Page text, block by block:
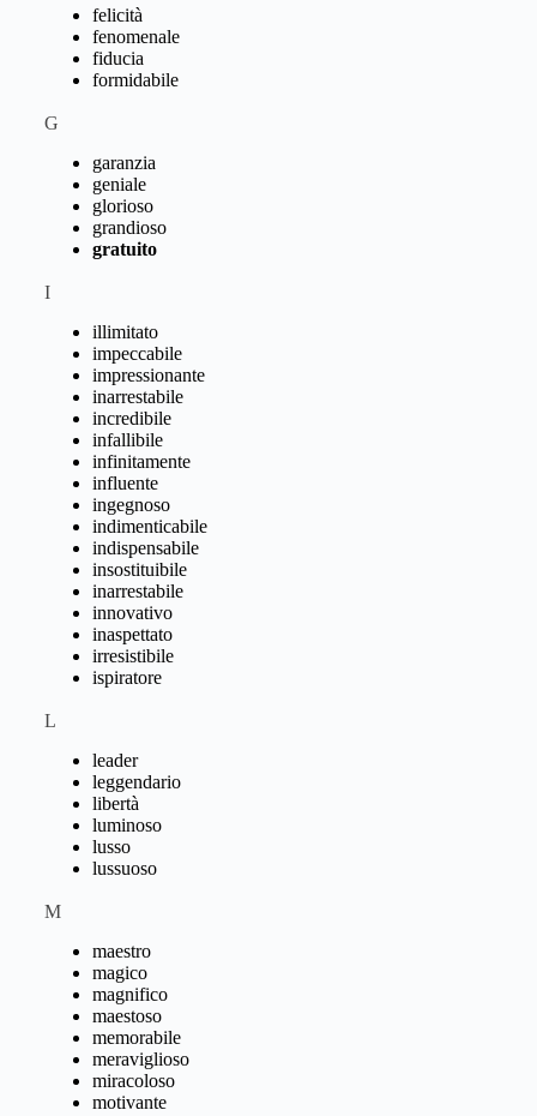
felicità
fenomenale
fiducia
formidabile
G
garanzia
geniale
glorioso
grandioso
gratuito
I
illimitato
impeccabile
impressionante
inarrestabile
incredibile
infallibile
infinitamente
influente
ingegnoso
indimenticabile
indispensabile
insostituibile
inarrestabile
innovativo
inaspettato
irresistibile
ispiratore
L
leader
leggendario
libertà
luminoso
lusso
lussuoso
M
maestro
magico
magnifico
maestoso
memorabile
meraviglioso
miracoloso
motivante